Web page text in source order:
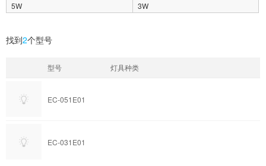
5W
3W
找到2个型号
型号 灯具种类
EC-051E01
EC-031E01